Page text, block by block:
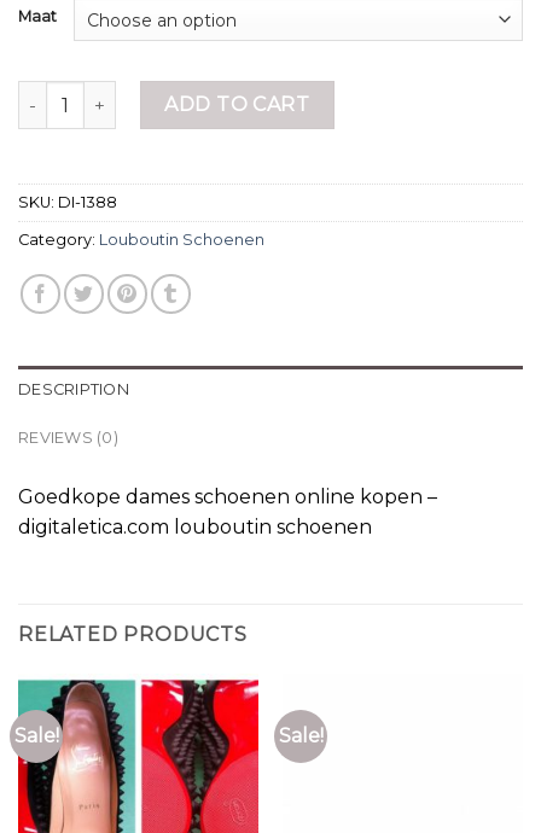
Maat
louboutin schoenen quantity
ADD TO CART
SKU: DI-1388
Category: Louboutin Schoenen
DESCRIPTION
REVIEWS (0)
Goedkope dames schoenen online kopen –
digitaletica.com louboutin schoenen
RELATED PRODUCTS
Sale! Sale!